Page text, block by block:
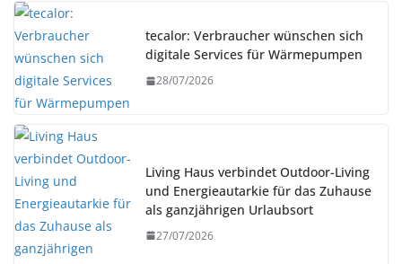
tecalor: Verbraucher wünschen sich
digitale Services für Wärmepumpen
28/07/2026
Living Haus verbindet Outdoor-Living
und Energieautarkie für das Zuhause
als ganzjährigen Urlaubsort
27/07/2026